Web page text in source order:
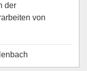
der
von